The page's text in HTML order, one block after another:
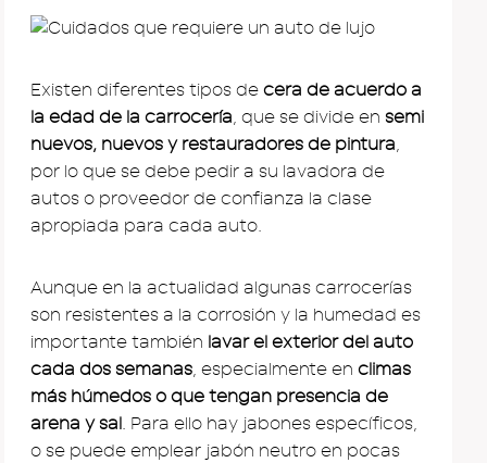
Existen diferentes tipos de cera de acuerdo a
la edad de la carrocería, que se divide en semi
nuevos, nuevos y restauradores de pintura,
por lo que se debe pedir a su lavadora de
autos o proveedor de confianza la clase
apropiada para cada auto.
Aunque en la actualidad algunas carrocerías
son resistentes a la corrosión y la humedad es
importante también lavar el exterior del auto
cada dos semanas, especialmente en climas
más húmedos o que tengan presencia de
arena y sal. Para ello hay jabones específicos,
o se puede emplear jabón neutro en pocas